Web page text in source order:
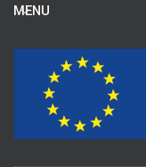
MENU